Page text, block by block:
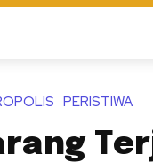
PERISTIWA